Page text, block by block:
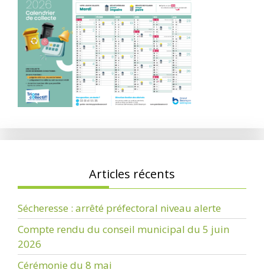
Articles récents
Sécheresse : arrêté préfectoral niveau alerte
Compte rendu du conseil municipal du 5 juin
2026
Cérémonie du 8 mai